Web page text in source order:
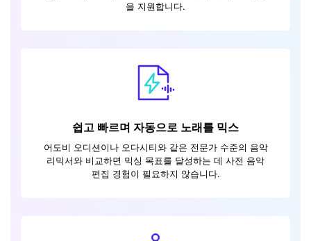
을 지원합니다.
쉽고 빠르며 자동으로 노래를 믹스
어도비 오디션이나 오다시티와 같은 전문가 수준의 음악
리믹서와 비교하면 믹싱 목표를 달성하는 데 사전 음악
편집 경험이 필요하지 않습니다.